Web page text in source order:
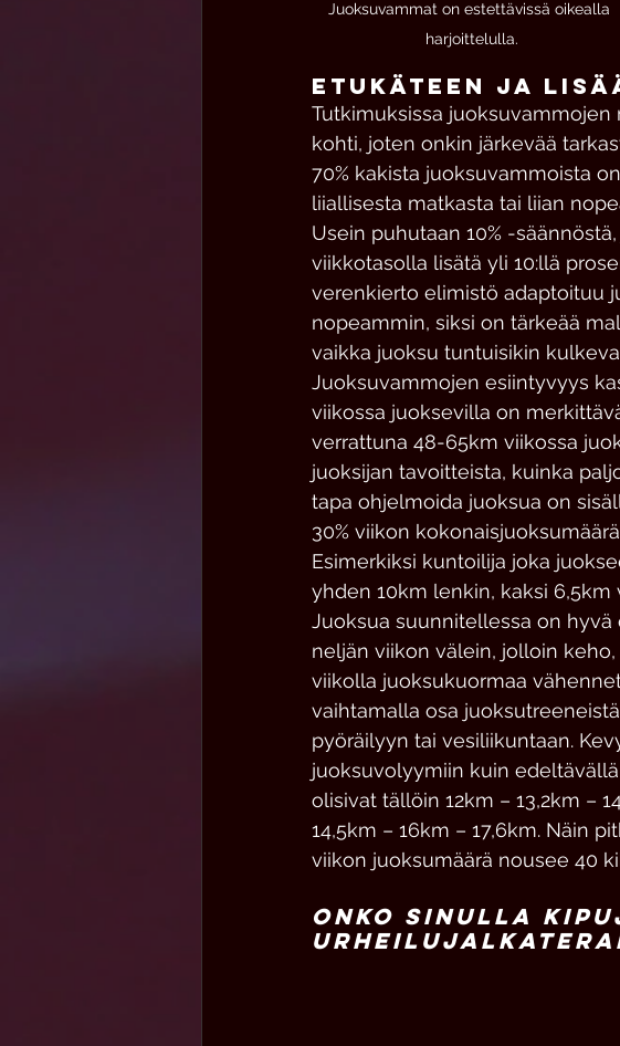
Juoksuvammat on estettävissä oikealla
harjoittelulla.
etukäteen ja
Tutkimuksissa juoksuvammojen
kohti, joten onkin järkevää
70% kakista juoksuvammoista
liiallisesta matkasta tai liian
Usein puhutaan 10% -
viikkotasolla lisätä yli 10:llä
verenkierto elimistö adaptoituu
nopeammin, siksi on tärkeää
vaikka juoksu tuntuisikin
Juoksuvammojen esiintyvyys
viikossa juoksevilla on
verrattuna 48-65km viikossa
juoksijan tavoitteista, kuinka
tapa ohjelmoida juoksua on
30% viikon
Esimerkiksi kuntoilija joka
yhden 10km lenkin, kaksi
Juoksua suunnitellessa on
neljän viikon välein, jolloin
viikolla juoksukuormaa
vaihtamalla osa
pyöräilyyn tai vesiliikuntaan.
juoksuvolyymiin kuin
olisivat tällöin 12km – 13,2km –
14,5km – 16km – 17,6km. Näin
viikon juoksumäärä nousee 40
Onko sinulla